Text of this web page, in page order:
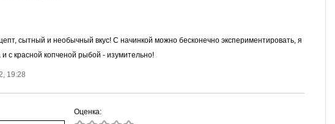
сытный и необычный вкус! С начинкой можно бесконечно экспериментировать, я
с красной копченой рыбой - изумительно!
19:28
Оценка: